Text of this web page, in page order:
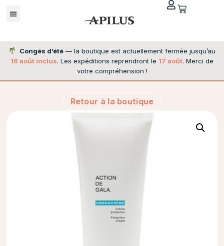
Congés d’été — la boutique est actuellement fermée jusqu’au
16 août inclus. Les expéditions reprendront le 17 août. Merci de
votre compréhension !
Retour à la boutique